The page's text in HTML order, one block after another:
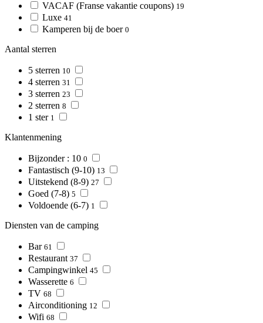
VACAF (Franse vakantie coupons) 19
Luxe 41
Kamperen bij de boer 0
Aantal sterren
5 sterren 10
4 sterren 31
3 sterren 23
2 sterren 8
1 ster 1
Klantenmening
Bijzonder : 10 0
Fantastisch (9-10) 13
Uitstekend (8-9) 27
Goed (7-8) 5
Voldoende (6-7) 1
Diensten van de camping
Bar 61
Restaurant 37
Campingwinkel 45
Wasserette 6
TV 68
Airconditioning 12
Wifi 68